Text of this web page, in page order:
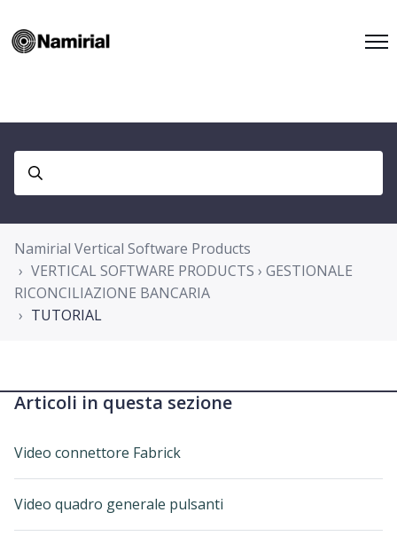
Namirial Vertical Software Products
VERTICAL SOFTWARE PRODUCTS › GESTIONALE
RICONCILIAZIONE BANCARIA
TUTORIAL
Articoli in questa sezione
Video connettore Fabrick
Video quadro generale pulsanti